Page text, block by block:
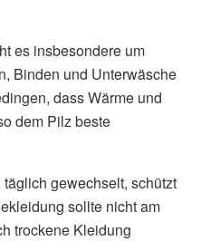
es insbesondere um
Binden und Unterwäsche
dass Wärme und
dem Pilz beste
gewechselt, schützt
sollte nicht am
trockene Kleidung